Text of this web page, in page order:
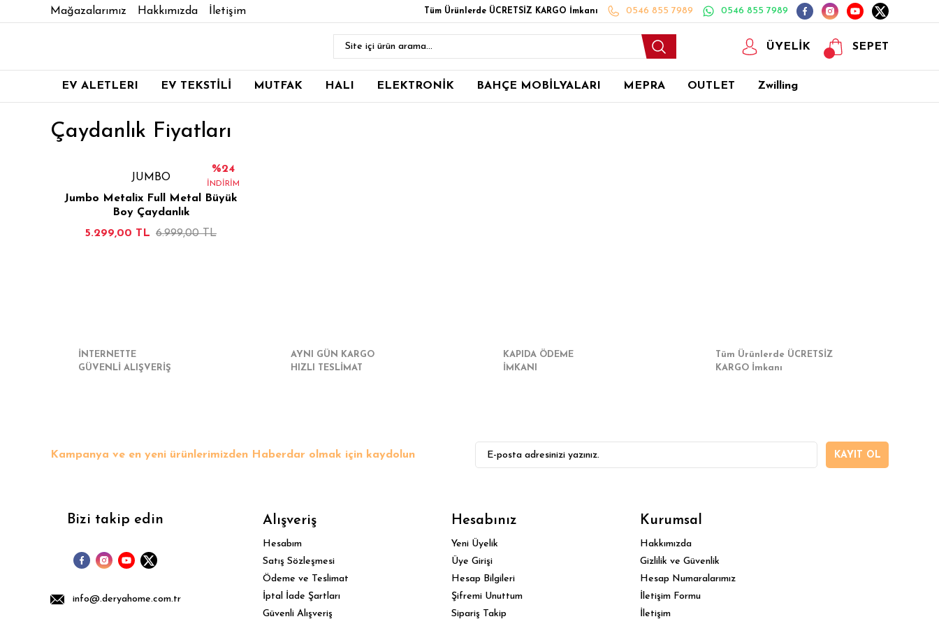
Mağazalarımız Hakkımızda İletişim Tüm Ürünlerde ÜCRETSİZ KARGO İmkanı 0546 855 7989 0546 855 7989
ÜYELİK SEPET
EV ALETLERI EV TEKSTİLİ MUTFAK HALI ELEKTRONİK BAHÇE MOBİLYALARI MEPRA OUTLET Zwilling
Çaydanlık Fiyatları
%24
İNDİRİM
JUMBO
Jumbo Metalix Full Metal Büyük
Boy Çaydanlık
5.299,00 TL 6.999,00 TL
İNTERNETTE
GÜVENLİ ALIŞVERİŞ
AYNI GÜN KARGO
HIZLI TESLİMAT
KAPIDA ÖDEME
İMKANI
Tüm Ürünlerde ÜCRETSİZ
KARGO İmkanı
Kampanya ve en yeni ürünlerimizden Haberdar olmak için kaydolun KAYIT OL
Bizi takip edin
info@.deryahome.com.tr
Alışveriş
Hesabım
Satış Sözleşmesi
Ödeme ve Teslimat
İptal İade Şartları
Güvenli Alışveriş
Hesabınız
Yeni Üyelik
Üye Girişi
Hesap Bilgileri
Şifremi Unuttum
Sipariş Takip
Kurumsal
Hakkımızda
Gizlilik ve Güvenlik
Hesap Numaralarımız
İletişim Formu
İletişim